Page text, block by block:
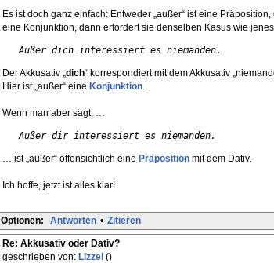
Es ist doch ganz einfach: Entweder „außer“ ist eine
eine Konjunktion, dann erfordert sie denselben Kasus wie
Außer dich interessiert es niemanden.
Der Akkusativ „ dich“ korrespondiert mit dem Akkusativ „niemand
Hier ist „außer“ eine Konjunktion
Wenn man aber sagt, …
Außer dir interessiert es niemanden.
… ist „außer“ offensichtlich eine Präposition mit dem Dativ.
Ich hoffe, jetzt ist alles klar!
Optionen: Antworten • Zitieren
Re: Akkusativ oder Dativ?
geschrieben von: Lizzel ()